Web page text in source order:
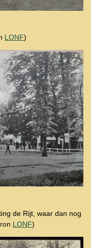
LONF)
de Rijt, waar dan nog
LONF)